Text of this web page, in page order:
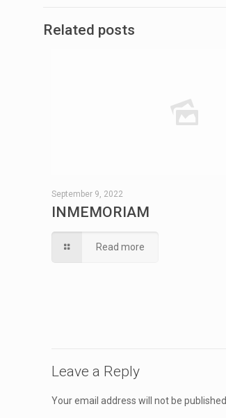
Related posts
September 9, 2022
INMEMORIAM
Read more
Leave a Reply
Your email address will not be published.